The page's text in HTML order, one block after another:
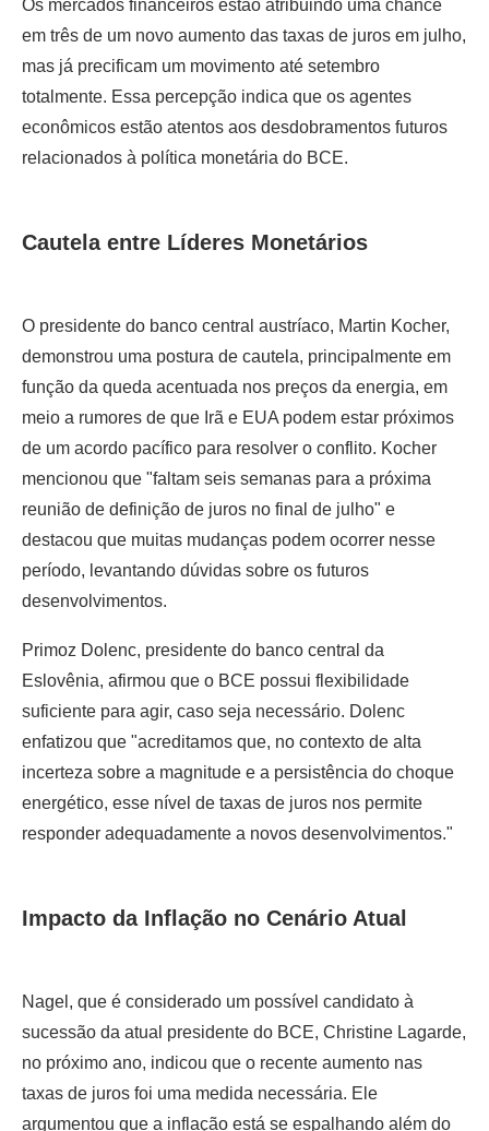
Os mercados financeiros estão atribuindo uma chance
em três de um novo aumento das taxas de juros em julho,
mas já precificam um movimento até setembro
totalmente. Essa percepção indica que os agentes
econômicos estão atentos aos desdobramentos futuros
relacionados à política monetária do BCE.
Cautela entre Líderes Monetários
O presidente do banco central austríaco, Martin Kocher,
demonstrou uma postura de cautela, principalmente em
função da queda acentuada nos preços da energia, em
meio a rumores de que Irã e EUA podem estar próximos
de um acordo pacífico para resolver o conflito. Kocher
mencionou que "faltam seis semanas para a próxima
reunião de definição de juros no final de julho" e
destacou que muitas mudanças podem ocorrer nesse
período, levantando dúvidas sobre os futuros
desenvolvimentos.
Primoz Dolenc, presidente do banco central da
Eslovênia, afirmou que o BCE possui flexibilidade
suficiente para agir, caso seja necessário. Dolenc
enfatizou que "acreditamos que, no contexto de alta
incerteza sobre a magnitude e a persistência do choque
energético, esse nível de taxas de juros nos permite
responder adequadamente a novos desenvolvimentos."
Impacto da Inflação no Cenário Atual
Nagel, que é considerado um possível candidato à
sucessão da atual presidente do BCE, Christine Lagarde,
no próximo ano, indicou que o recente aumento nas
taxas de juros foi uma medida necessária. Ele
argumentou que a inflação está se espalhando além do